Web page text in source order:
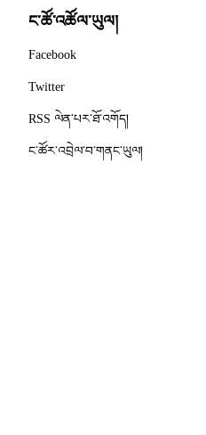
ང་ཚོ་འཚོལ་ཡུལ།
Facebook
Twitter
RSS ལེན་པར་ཐོ་འགོད།
ང་ཚོར་འབྲེལ་བ་གནང་ཡུལ།